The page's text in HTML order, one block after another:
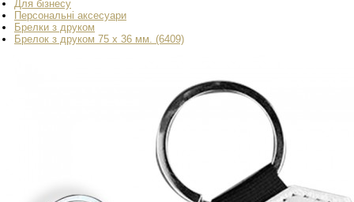
Для бізнесу
Персональні аксесуари
Брелки з друком
Брелок з друком 75 х 36 мм. (6409)